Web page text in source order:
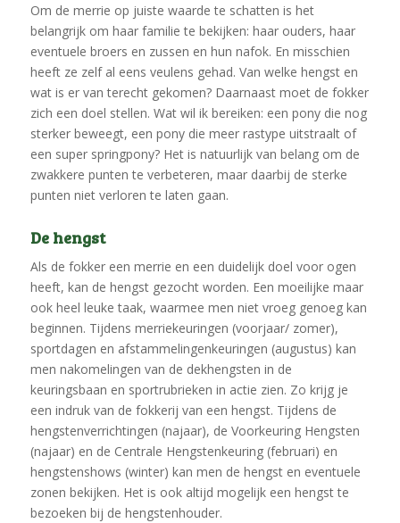
Om de merrie op juiste waarde te schatten is het
belangrijk om haar familie te bekijken: haar ouders, haar
eventuele broers en zussen en hun nafok. En misschien
heeft ze zelf al eens veulens gehad. Van welke hengst en
wat is er van terecht gekomen? Daarnaast moet de fokker
zich een doel stellen. Wat wil ik bereiken: een pony die nog
sterker beweegt, een pony die meer rastype uitstraalt of
een super springpony? Het is natuurlijk van belang om de
zwakkere punten te verbeteren, maar daarbij de sterke
punten niet verloren te laten gaan.
De hengst
Als de fokker een merrie en een duidelijk doel voor ogen
heeft, kan de hengst gezocht worden. Een moeilijke maar
ook heel leuke taak, waarmee men niet vroeg genoeg kan
beginnen. Tijdens merriekeuringen (voorjaar/ zomer),
sportdagen en afstammelingenkeuringen (augustus) kan
men nakomelingen van de dekhengsten in de
keuringsbaan en sportrubrieken in actie zien. Zo krijg je
een indruk van de fokkerij van een hengst. Tijdens de
hengstenverrichtingen (najaar), de Voorkeuring Hengsten
(najaar) en de Centrale Hengstenkeuring (februari) en
hengstenshows (winter) kan men de hengst en eventuele
zonen bekijken. Het is ook altijd mogelijk een hengst te
bezoeken bij de hengstenhouder.